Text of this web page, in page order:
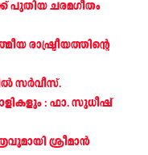
പുതിയ ചരമഗീതം
രാഷ്ട്രീയത്തിന്റെ
സർവീസ്.
: ഫാ. സുധീഷ്
ശ്രീമാന്‍